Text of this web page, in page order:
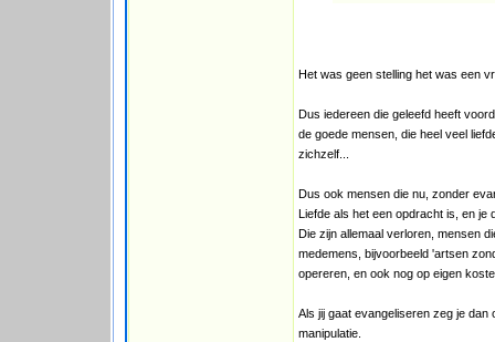
Het was geen stelling het was een
Dus iedereen die geleefd heeft
de goede mensen, die heel veel
zichzelf...
Dus ook mensen die nu, zonder
Liefde als het een opdracht is, en je
Die zijn allemaal verloren, mensen
medemens, bijvoorbeeld 'artsen
opereren, en ook nog op eigen
Als jij gaat evangeliseren zeg je
manipulatie.